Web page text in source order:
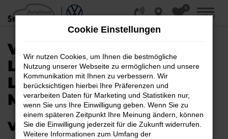
Zum
Hauptinhalt
0
MENÜ
VW T-ROC KAUFEN,
LEASEN, FINANZIEREN |
LIEFERSERVICE NACH
MAGDEBURG
VW T-ROC – IHR PERFEKTES
Cookie Einstellungen
Wir nutzen Cookies, um Ihnen die bestmögliche
Nutzung unserer Webseite zu ermöglichen und unsere
Kommunikation mit Ihnen zu verbessern. Wir
berücksichtigen hierbei Ihre Präferenzen und
verarbeiten Daten für Marketing und Statistiken nur,
wenn Sie uns Ihre Einwilligung geben. Wenn Sie zu
einem späteren Zeitpunkt Ihre Meinung ändern, können
Sie die Einwilligung jederzeit für die Zukunft widerrufen.
Weitere Informationen zum Umfang der